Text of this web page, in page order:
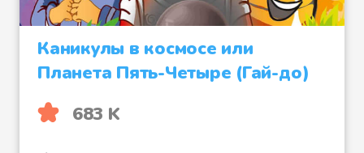
Каникулы в космосе или
Планета Пять-Четыре (Гай-до)
683 K